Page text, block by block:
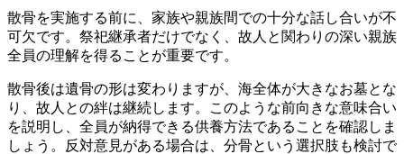
散骨を実施する前に、家族や親族間での十分な話し合いが不
可欠です。祭祀継承者だけでなく、故人と関わりの深い親族
全員の理解を得ることが重要です。
散骨後は遺骨の形は変わりますが、海全体が大きなお墓とな
り、故人との絆は継続します。このような前向きな意味合い
を説明し、全員が納得できる供養方法であることを確認しま
しょう。反対意見がある場合は、分骨という選択肢も検討で